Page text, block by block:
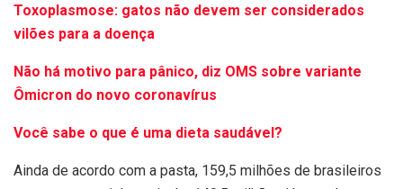
Toxoplasmose: gatos não devem ser considerados
vilões para a doença
Não há motivo para pânico, diz OMS sobre variante
Ômicron do novo coronavírus
Você sabe o que é uma dieta saudável?
Ainda de acordo com a pasta, 159,5 milhões de brasileiros